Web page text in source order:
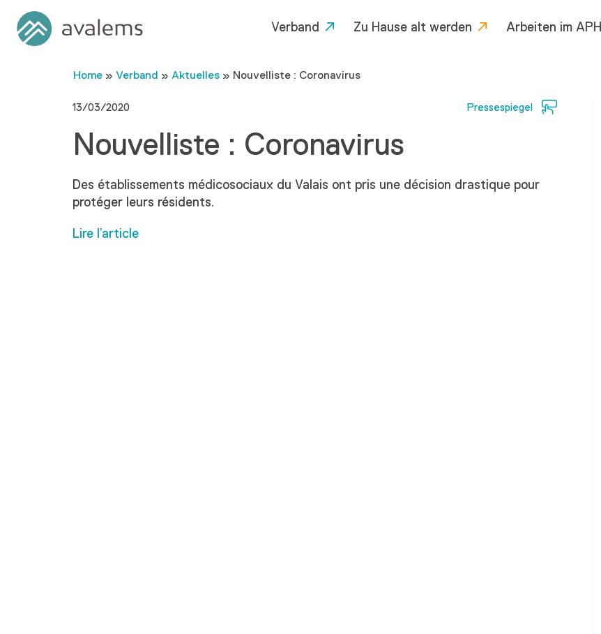
Verband Zu Hause alt werden Arbeiten im APH
Home» Verband » Aktuelles» Nouvelliste : Coronavirus
13/03/2020 Pressespiegel
Nouvelliste : Coronavirus
Des établissements médicosociaux du Valais ont pris une décision drastique pour
protéger leurs résidents.
Lire l’article